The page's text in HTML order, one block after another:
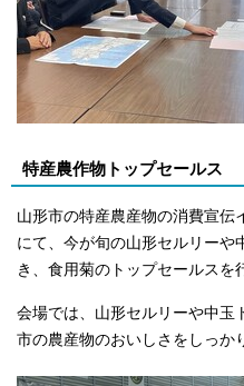
特産農作物トップセールス
山形市の特産農産物の消費宣伝
にて、今が旬の山形セルリーや
き、食用菊のトップセールスを
会場では、山形セルリーや中玉
市の農産物のおいしさをしっか